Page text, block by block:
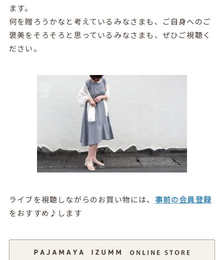
ます。
何を贈ろうかなと考えているみなさまも、ご自身へのご
褒美をそろそろと思っているみなさまも、ぜひご視聴く
ださい。
ライブを視聴しながらのお買い物には、 事前の会員登録
をおすすめ♪します